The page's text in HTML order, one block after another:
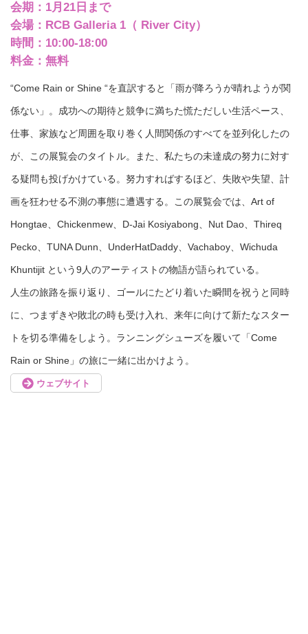
会期：1月21日まで
会場：RCB Galleria 1（ River City）
時間：10:00-18:00
料金：無料
“Come Rain or Shine “を直訳すると「雨が降ろうが晴れようが関
係ない」。成功への期待と競争に満ちた慌ただしい生活ペース、
仕事、家族など周囲を取り巻く人間関係のすべてを並列化したの
が、この展覧会のタイトル。また、私たちの未達成の努力に対す
る疑問も投げかけている。努力すればするほど、失敗や失望、計
画を狂わせる不測の事態に遭遇する。この展覧会では、Art of
Hongtae、Chickenmew、D-Jai Kosiyabong、Nut Dao、Thireq
Pecko、TUNA Dunn、UnderHatDaddy、Vachaboy、Wichuda
Khuntijit という9人のアーティストの物語が語られている。
人生の旅路を振り返り、ゴールにたどり着いた瞬間を祝うと同時
に、つまずきや敗北の時も受け入れ、来年に向けて新たなスター
トを切る準備をしよう。ランニングシューズを履いて「Come
Rain or Shine」の旅に一緒に出かけよう。
ウェブサイト